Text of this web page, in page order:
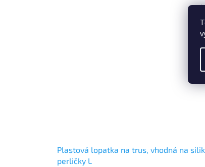
Plastová lopatka na trus, vhodná na
perličky L